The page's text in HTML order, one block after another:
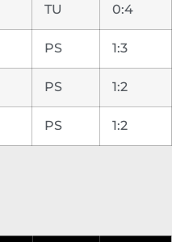
TU 0:4
PS 1:3
PS 1:2
PS 1:2